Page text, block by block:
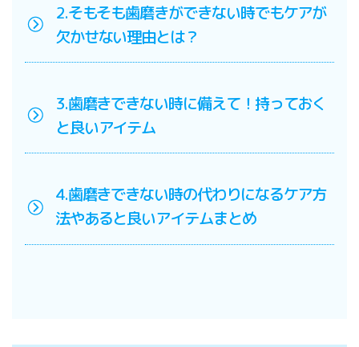
2.そもそも歯磨きができない時でもケアが
欠かせない理由とは？
3.歯磨きできない時に備えて！持っておく
と良いアイテム
4.歯磨きできない時の代わりになるケア方
法やあると良いアイテムまとめ